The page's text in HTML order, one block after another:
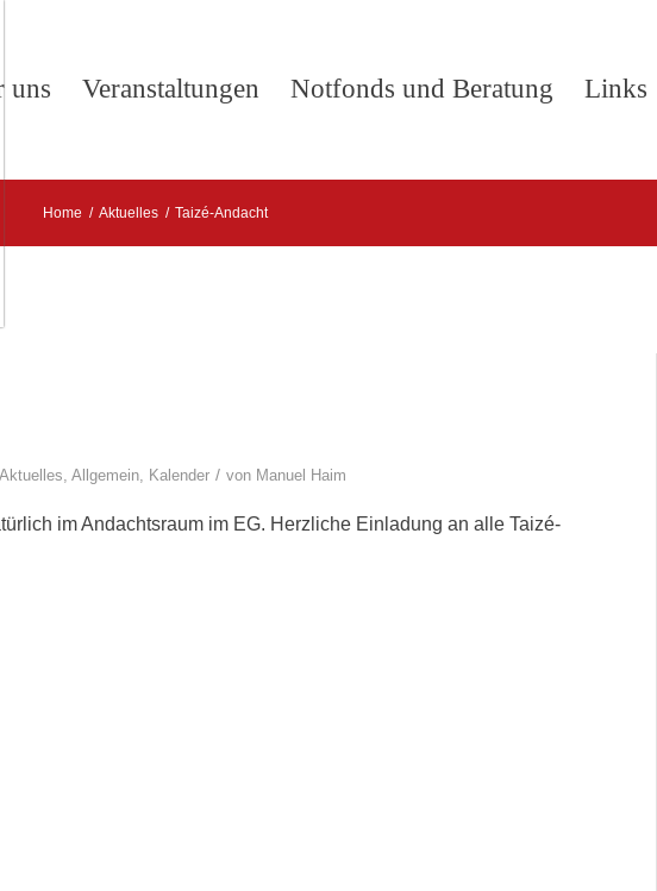
uns Veranstaltungen Notfonds und Beratung Links
Home / Aktuelles / Taizé-Andacht
Aktuelles, Allgemein, Kalender / von Manuel Haim
im Andachtsraum im EG. Herzliche Einladung an alle Taizé-